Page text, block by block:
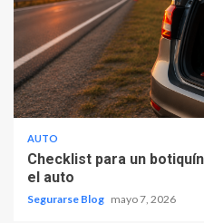
AUTO
Checklist para un
el auto
Segurarse Blog mayo 7, 2026